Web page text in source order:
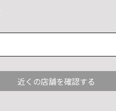
近くの店舗を確認する